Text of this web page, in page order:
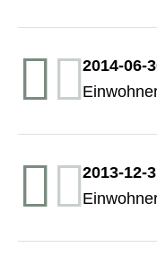
2014-06-
2013-12-